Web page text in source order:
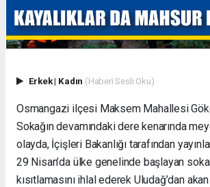
Erkek| Kadın (Haberi Sesli Oku)
Osmangazi ilçesi Maksem Mahallesi
Sokağın devamındaki dere kenarında
olayda, İçişleri Bakanlığı tarafından
29 Nisan’da ülke genelinde başlayan
kısıtlamasını ihlal ederek Uludağ’dan